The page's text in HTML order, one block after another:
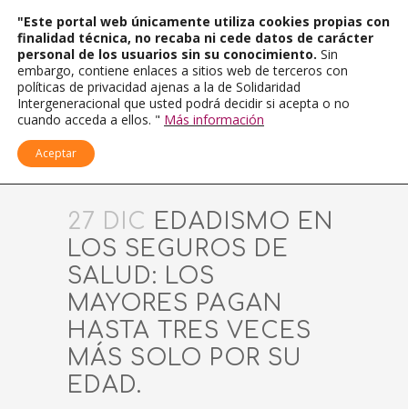
27 DIC EDADISMO EN
LOS SEGUROS DE
SALUD: LOS
MAYORES PAGAN
HASTA TRES VECES
MÁS SOLO POR SU
EDAD.
"Este portal web únicamente utiliza cookies propias con
finalidad técnica, no recaba ni cede datos de carácter
personal de los usuarios sin su conocimiento. Sin
embargo, contiene enlaces a sitios web de terceros con
políticas de privacidad ajenas a la de Solidaridad
Intergeneracional que usted podrá decidir si acepta o no
cuando acceda a ellos. " Más información
Aceptar